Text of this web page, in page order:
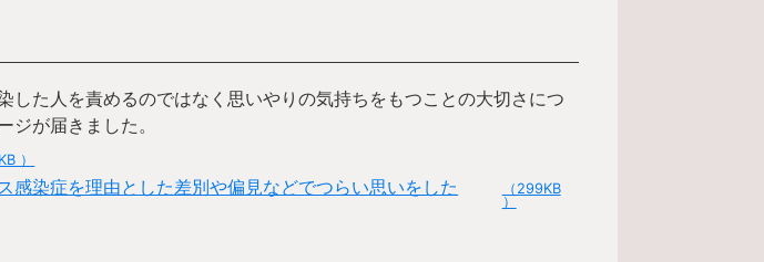
した人を責めるのではなく思いやりの気持ちをもつことの大切さにつ
ジが届きました。
）
感染症を理由とした差別や偏見などでつらい思いをした
（299KB
）